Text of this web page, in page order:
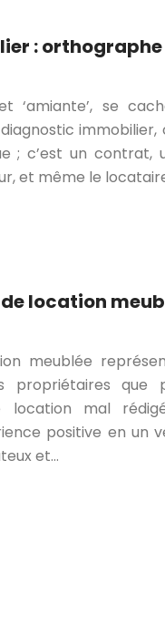
: orthographe
et ‘amiante’, se
immobilier,
; c’est un contrat,
et même le
location
meublée
propriétaires que
location mal
positive en un
et…